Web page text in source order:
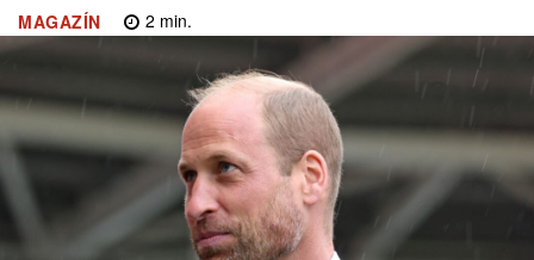
MAGAZÍN 2 min.